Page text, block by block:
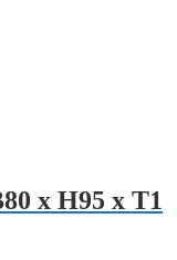
x H95 x T1